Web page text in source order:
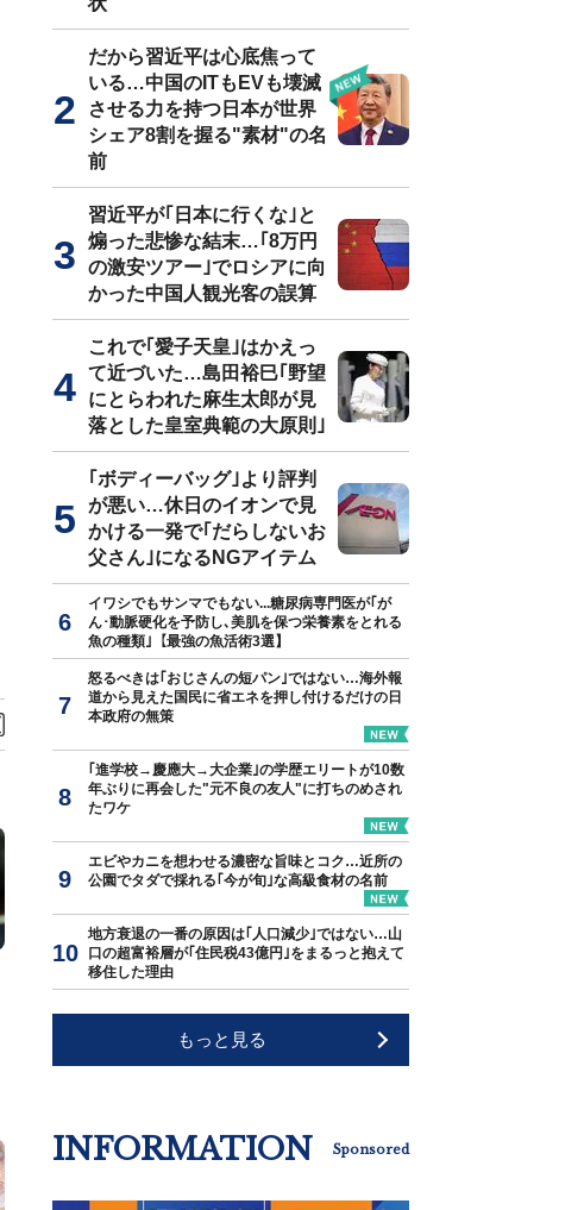
だから習近平は心底焦って
いる…中国のITもEVも壊滅
させる力を持つ日本が世界
シェア8割を握る"素材"の名
前
習近平が｢日本に行くな｣と
煽った悲惨な結末…｢8万円
の激安ツアー｣でロシアに向
かった中国人観光客の誤算
これで｢愛子天皇｣はかえっ
て近づいた…島田裕巳｢野望
にとらわれた麻生太郎が見
落とした皇室典範の大原則｣
｢ボディーバッグ｣より評判
が悪い…休日のイオンで見
かける一発で｢だらしないお
父さん｣になるNGアイテム
イワシでもサンマでもない...糖尿病専門医が｢が
ん･動脈硬化を予防し､美肌を保つ栄養素をとれる
魚の種類｣【最強の魚活術3選】
怒るべきは｢おじさんの短パン｣ではない…海外報
道から見えた国民に省エネを押し付けるだけの日
本政府の無策
｢進学校→慶應大→大企業｣の学歴エリートが10数
年ぶりに再会した"元不良の友人"に打ちのめされ
たワケ
エビやカニを想わせる濃密な旨味とコク…近所の
公園でタダで採れる｢今が旬｣な高級食材の名前
地方衰退の一番の原因は｢人口減少｣ではない…山
口の超富裕層が｢住民税43億円｣をまるっと抱えて
移住した理由
もっと見る
INFORMATION Sponsored